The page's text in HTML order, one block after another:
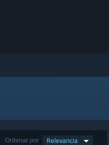
Ordenar por Relevancia